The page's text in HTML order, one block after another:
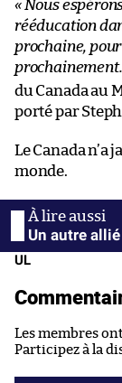
« Nous
rééducation
prochaine,
prochainement.
du Canada au
porté par
Le Canada n’a
monde.
Un autre
UL
Les membres
Participez à la